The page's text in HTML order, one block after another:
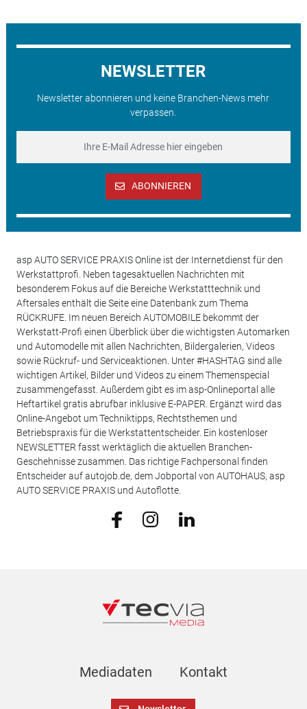
NEWSLETTER
Newsletter abonnieren und keine Branchen-News mehr
verpassen.
ABONNIEREN
asp AUTO SERVICE PRAXIS Online ist der Internetdienst für den
Werkstattprofi. Neben tagesaktuellen Nachrichten mit
besonderem Fokus auf die Bereiche Werkstatttechnik und
Aftersales enthält die Seite eine Datenbank zum Thema
RÜCKRUFE. Im neuen Bereich AUTOMOBILE bekommt der
Werkstatt-Profi einen Überblick über die wichtigsten Automarken
und Automodelle mit allen Nachrichten, Bildergalerien, Videos
sowie Rückruf- und Serviceaktionen. Unter #HASHTAG sind alle
wichtigen Artikel, Bilder und Videos zu einem Themenspecial
zusammengefasst. Außerdem gibt es im asp-Onlineportal alle
Heftartikel gratis abrufbar inklusive E-PAPER. Ergänzt wird das
Online-Angebot um Techniktipps, Rechtsthemen und
Betriebspraxis für die Werkstattentscheider. Ein kostenloser
NEWSLETTER fasst werktäglich die aktuellen Branchen-
Geschehnisse zusammen. Das richtige Fachpersonal finden
Entscheider auf autojob.de, dem Jobportal von AUTOHAUS, asp
AUTO SERVICE PRAXIS und Autoflotte.
Mediadaten Kontakt